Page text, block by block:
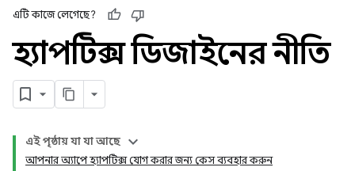
এটি কাজে লেগেছে?
হ্যাপটিক্স ডিজাইনের নীতি
এই পৃষ্ঠায় যা যা আছে
আপনার অ্যাপে হ্যাপটিক্স যোগ করার জন্য কেস ব্যবহার করুন